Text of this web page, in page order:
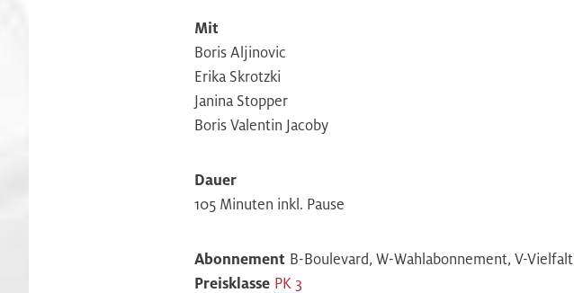
Mit
Boris Aljinovic
Erika Skrotzki
Janina Stopper
Boris Valentin Jacoby
Dauer
105 Minuten inkl. Pause
Abonnement B-Boulevard, W-Wahlabonnement, V-Vielfalt
Preisklasse PK 3